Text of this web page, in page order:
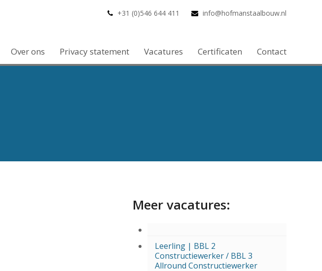
+31 (0)546 644 411 info@hofmanstaalbouw.nl
Over ons Privacy statement Vacatures Certificaten Contact
Meer vacatures:
Leerling | BBL 2
Constructiewerker / BBL 3
Allround Constructiewerker